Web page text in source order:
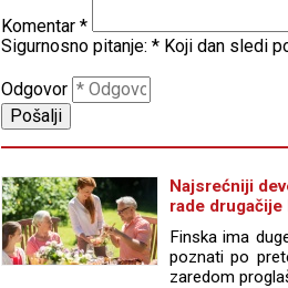
Komentar *
Sigurnosno pitanje: * Koji dan sledi
Odgovor
Najsrećniji
rade drugačije
Finska ima
poznati po
zaredom